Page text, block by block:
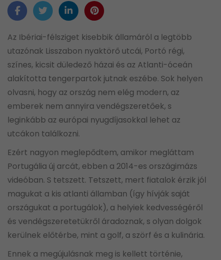
Az Ibériai-félsziget kisebbik államáról a legtöbb
utazónak Lisszabon nyaktörő utcái, Portó régi,
színes, kicsit düledező házai és az Atlanti-óceán
alakította tengerpartok jutnak eszébe. Sok helyen
olvasni, hogy az ország nem elég modern, az
emberek nem annyira vendégszeretőek, s
leginkább az európai nyugdíjasokkal lehet az
utcákon találkozni.
Ezért nagyon meglepődtem, amikor megláttam
Portugália új arcát, ebben a 2014-es országimázs
videóban. S tetszett. Tetszett, mert fiatalok érzik jól
magukat a kis atlanti államban (így hívják saját
országukat a portugálok), a helyiek kedvességéről
és vendégszeretetükről áradoznak, s olyan dolgok
kerülnek előtérbe, mint a golf, a szörf és a kulinária.
Ennek a megújulásnak meg is kellett történie,